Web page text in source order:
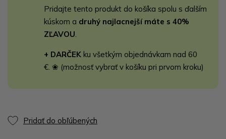
Pridajte tento produkt do košíka spolu s ďalším
kúskom a druhý najlacnejší máte s 40%
ZĽAVOU
+ DARČEK ku všetkým objednávkam nad 60
€. ❀ (možnosť vybrať v košíku pri prvom kroku)
Pridať do obľúbených